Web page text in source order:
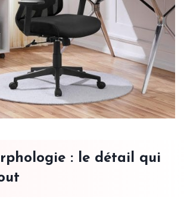
: le détail qui